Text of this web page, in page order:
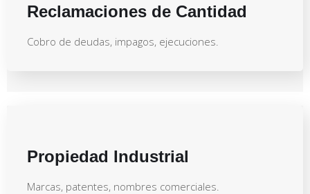
Reclamaciones de Cantidad
Cobro de deudas, impagos, ejecuciones.
Propiedad Industrial
Marcas, patentes, nombres comerciales.